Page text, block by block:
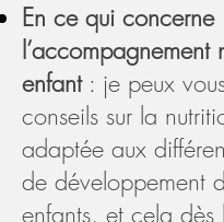
En ce qui concerne
l’accompagnement
enfant: je peux
conseils sur la
adaptée aux
de développement
enfants, et cela dès